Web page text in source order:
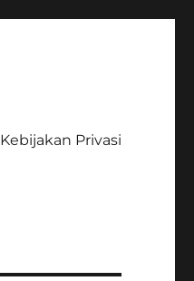
Kebijakan Privasi